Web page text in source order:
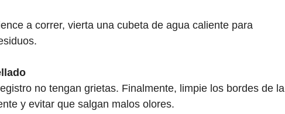
a correr, vierta una cubeta de agua caliente para
no tengan grietas. Finalmente, limpie los bordes de la
y evitar que salgan malos olores.